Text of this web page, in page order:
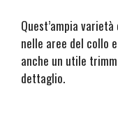
Quest’ampia
nelle aree del collo
anche un utile
dettaglio.